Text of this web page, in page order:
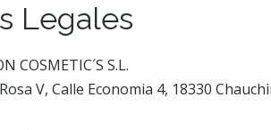
Legales
COSMETIC´S S.L.
V, Calle Economia 4, 18330